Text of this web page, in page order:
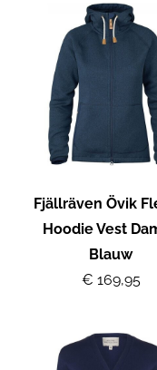
Fjällräven Övik
Hoodie Vest
Blauw
€ 169,95